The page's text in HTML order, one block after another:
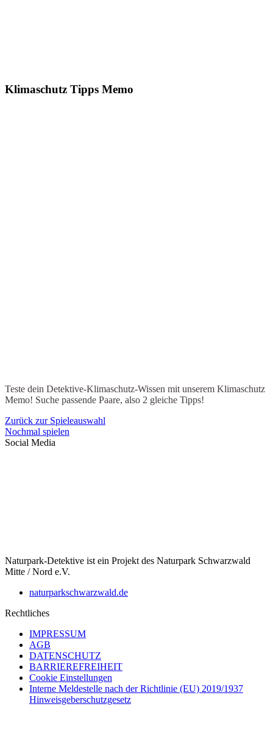
Klimaschutz Tipps Memo
Teste dein Detektive-Klimaschutz-Wissen mit unserem Klimaschutz
Memo! Suche passende Paare, also 2 gleiche Tipps!
Zurück zur Spieleauswahl
Nochmal spielen
Social Media
Naturpark-Detektive ist ein Projekt des Naturpark Schwarzwald
Mitte / Nord e.V.
naturparkschwarzwald.de
Rechtliches
IMPRESSUM
AGB
DATENSCHUTZ
BARRIEREFREIHEIT
Cookie Einstellungen
Interne Meldestelle nach der Richtlinie (EU) 2019/1937
Hinweisgeberschutzgesetz